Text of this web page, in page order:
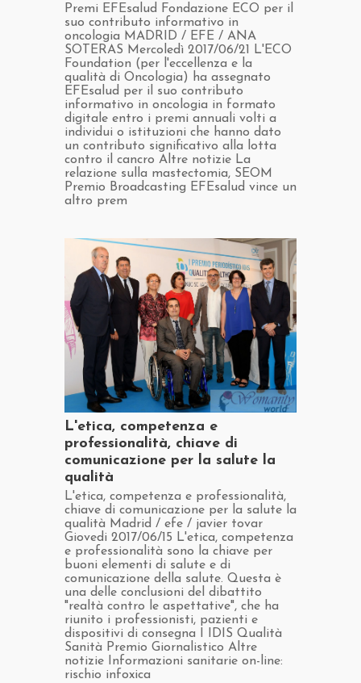
​Premi EFEsalud Fondazione ECO per il
suo contributo informativo in
oncologia MADRID / EFE / ANA
SOTERAS Mercoledì 2017/06/21 L'ECO
Foundation (per l'eccellenza e la
qualità di Oncologia) ha assegnato
EFEsalud per il suo contributo
informativo in oncologia in formato
digitale entro i premi annuali volti a
individui o istituzioni che hanno dato
un contributo significativo alla lotta
contro il cancro Altre notizie La
relazione sulla mastectomia, SEOM
Premio Broadcasting EFEsalud vince un
altro prem
​L'etica, competenza e
professionalità, chiave di
comunicazione per la salute la
qualità
​L'etica, competenza e professionalità,
chiave di comunicazione per la salute la
qualità Madrid / efe / javier tovar
Giovedi 2017/06/15 L'etica, competenza
e professionalità sono la chiave per
buoni elementi di salute e di
comunicazione della salute. Questa è
una delle conclusioni del dibattito
"realtà contro le aspettative", che ha
riunito i professionisti, pazienti e
dispositivi di consegna I IDIS Qualità
Sanità Premio Giornalistico Altre
notizie Informazioni sanitarie on-line:
rischio infoxica